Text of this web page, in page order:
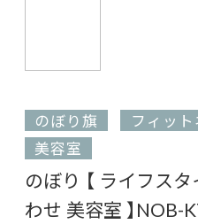
のぼり旗
フィット
美容室
のぼり 【 ライフス
わせ 美容室 】NOB-